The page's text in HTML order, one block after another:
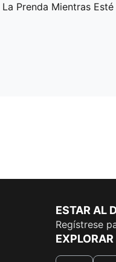
Prenda Mientras Esté
ESTAR AL
Regístrese
EXPLORAR